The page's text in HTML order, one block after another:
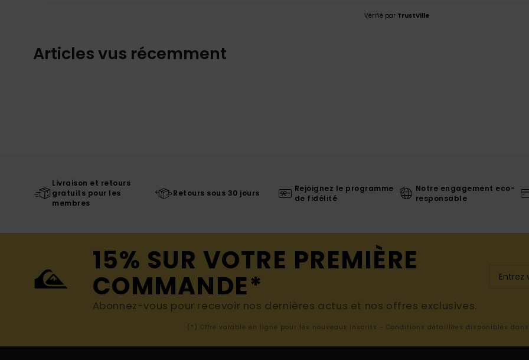
Vérifié par TrustVille
Articles vus récemment
Livraison et retours
gratuits pour les
membres
Retours sous 30 jours
Rejoignez le programme
de fidélité
Notre engagement eco-
responsable
15% SUR VOTRE PREMIÈRE
COMMANDE*
Abonnez-vous pour recevoir nos dernières actus et nos offres exclusives.
(*) Offre valable en ligne pour les nouveaux inscrits - Conditions détaillées disponibles